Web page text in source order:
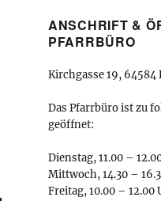
ANSCHRIFT &
PFARRBÜRO
Kirchgasse 19, 64584
Das Pfarrbüro ist zu
geöffnet:
Dienstag, 11.00 –
Mittwoch, 14.30 –
Freitag, 10.00 – 12.00